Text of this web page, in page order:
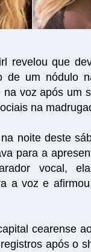
revelou que
de um nódulo
voz após um
na
noite deste
para a
vocal,
a voz e
cearense
após o